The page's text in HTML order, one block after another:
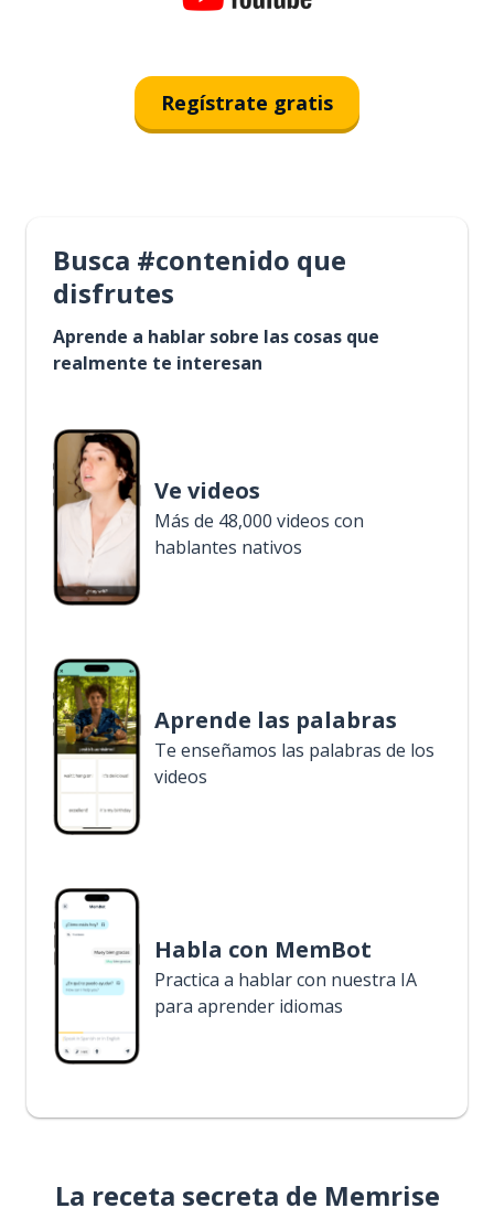
Regístrate gratis
Busca #contenido que
disfrutes
Aprende a hablar sobre las cosas que
realmente te interesan
Ve videos
Más de 48,000 videos con
hablantes nativos
Aprende las palabras
Te enseñamos las palabras de los
videos
Habla con MemBot
Practica a hablar con nuestra IA
para aprender idiomas
La receta secreta de Memrise